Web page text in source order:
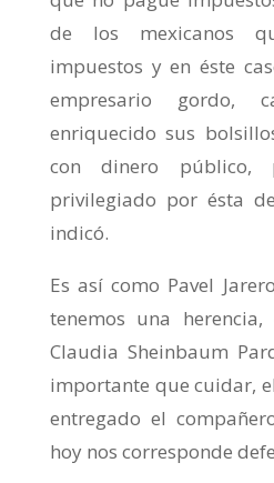
de los mexicanos
impuestos y en éste
empresario gordo,
enriquecido sus
con dinero
privilegiado por ésta
indicó.
Es así como Pavel
tenemos una
Claudia Sheinbaum
importante que cuidar,
entregado el
hoy nos corresponde